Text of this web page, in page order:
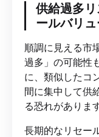
供給過多
ールバリ
順調に見える市
過多」の可能性
に、類似したコ
間に集中して供
る恐れがあります
長期的なリセー